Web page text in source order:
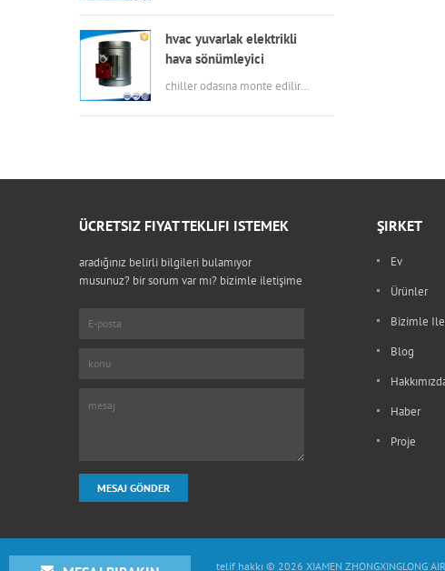
hvac yuvarlak elektrikli
hava sönümleyici
chiller odasına monte edilir ve yaz aylarında eksenel fan ile iç içe geçilir, aksiyal fanlar çalışırken, sönümleyici soğutucular tarafından üretilen havayı dışarı atmaya çalışıyor, kışın aksiyal fan çalışmıyor ve sönümleyiciler de sıcaklığı içeride tutmak için kapalı durumda kalıyorlar.
ÜCRETSIZ FIYAT TEKLIFI ISTEMEK
aradığınız belirli bilgileri bulamıyor
musunuz? bir sorum var mı? bizimle iletişime
ŞIRKET
Ev
Ürünler
Bizimle
Blog
Haber
Proje
telif hakkı © 2026 XIAMEN ZHONGXINGLONG